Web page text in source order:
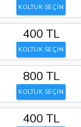
KOLTUK SEÇİN
400 TL
KOLTUK SEÇİN
800 TL
KOLTUK SEÇİN
400 TL